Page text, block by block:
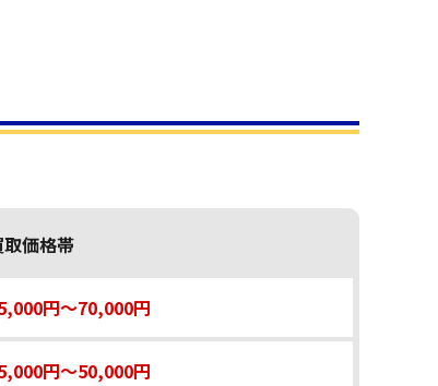
取価格帯
円〜70,000円
円〜50,000円